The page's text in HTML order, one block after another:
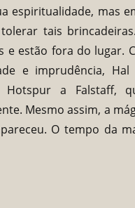
espiritualidade, mas
tais
e estão fora do lugar.
e imprudência,
Hotspur a Falstaff,
Mesmo assim, a
O tempo da